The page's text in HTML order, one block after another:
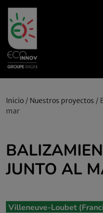
Inicio / Nuestros proyectos /
mar
JUNTO AL
Villeneuve-Loubet